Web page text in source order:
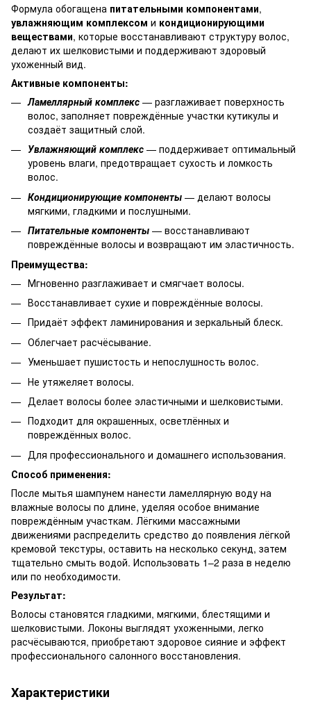
Формула обогащена питательными компонентами,
увлажняющим комплексом и кондиционирующими
веществами, которые восстанавливают структуру волос,
делают их шелковистыми и поддерживают здоровый
ухоженный вид.
Активные компоненты:
Ламеллярный комплекс — разглаживает поверхность
волос, заполняет повреждённые участки кутикулы и
создаёт защитный слой.
Увлажняющий комплекс — поддерживает оптимальный
уровень влаги, предотвращает сухость и ломкость
волос.
Кондиционирующие компоненты — делают волосы
мягкими, гладкими и послушными.
Питательные компоненты — восстанавливают
повреждённые волосы и возвращают им эластичность.
Преимущества:
Мгновенно разглаживает и смягчает волосы.
Восстанавливает сухие и повреждённые волосы.
Придаёт эффект ламинирования и зеркальный блеск.
Облегчает расчёсывание.
Уменьшает пушистость и непослушность волос.
Не утяжеляет волосы.
Делает волосы более эластичными и шелковистыми.
Подходит для окрашенных, осветлённых и
повреждённых волос.
Для профессионального и домашнего использования.
Способ применения:
После мытья шампунем нанести ламеллярную воду на
влажные волосы по длине, уделяя особое внимание
повреждённым участкам. Лёгкими массажными
движениями распределить средство до появления лёгкой
кремовой текстуры, оставить на несколько секунд, затем
тщательно смыть водой. Использовать 1–2 раза в неделю
или по необходимости.
Результат:
Волосы становятся гладкими, мягкими, блестящими и
шелковистыми. Локоны выглядят ухоженными, легко
расчёсываются, приобретают здоровое сияние и эффект
профессионального салонного восстановления.
Характеристики